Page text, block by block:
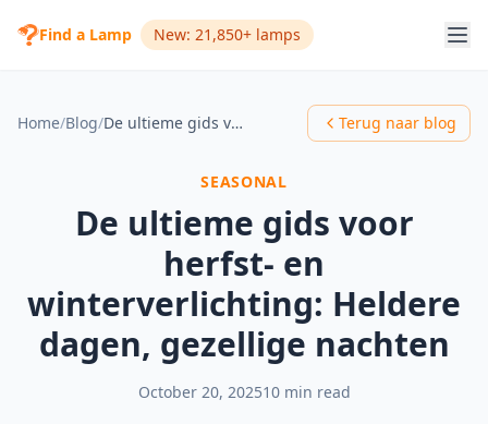
Find a Lamp New: 21,850+ lamps
Home/Blog/ De ultieme gids voor herfst- en winterverlichting: Heldere dagen, gezellige nachten Terug naar blog
SEASONAL
De ultieme gids voor
herfst- en
winterverlichting: Heldere
dagen, gezellige nachten
October 20, 202510 min read